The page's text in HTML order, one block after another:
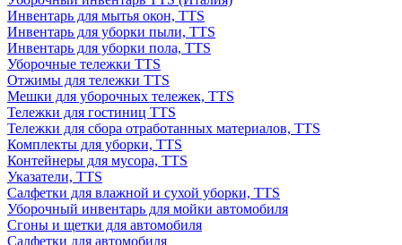
Инвентарь для мытья окон, TTS
Инвентарь для уборки пыли, TTS
Инвентарь для уборки пола, TTS
Уборочные тележки TTS
Отжимы для тележки TTS
Мешки для уборочных тележек, TTS
Тележки для гостиниц TTS
Тележки для сбора отработанных материалов, TTS
Комплекты для уборки, TTS
Контейнеры для мусора, TTS
Указатели, TTS
Салфетки для влажной и сухой уборки, TTS
Уборочный инвентарь для мойки автомобиля
Сгоны и щетки для автомобиля
Салфетки для автомобиля